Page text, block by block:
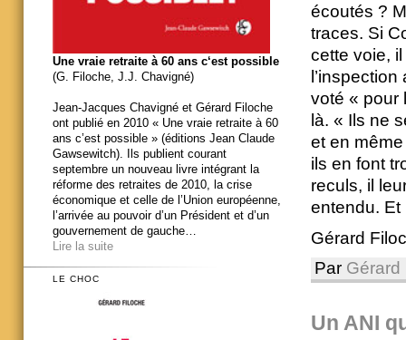
écoutés ?
traces. Si
cette voie,
voté « pour
là. « Ils ne
et en
ils en font
reculs, il
entendu. Et
Gérard
Par Gérard
Un ANI
Une vraie retraite à 60 ans c‘est possible
(G. Filoche, J.J. Chavigné)
Jean-Jacques Chavigné et Gérard Filoche
ont publié en 2010 « Une vraie retraite à 60
ans c’est possible » (éditions Jean Claude
Gawsewitch). Ils publient courant
septembre un nouveau livre intégrant la
réforme des retraites de 2010, la crise
économique et celle de l’Union européenne,
l’arrivée au pouvoir d’un Président et d’un
gouvernement de gauche…
Lire la suite
LE CHOC